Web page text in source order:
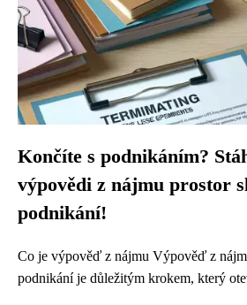
Končíte s podnikáním?
výpovědi z nájmu prostor
podnikání!
Co je výpověď z nájmu Výpověď z
podnikání je důležitým krokem, který